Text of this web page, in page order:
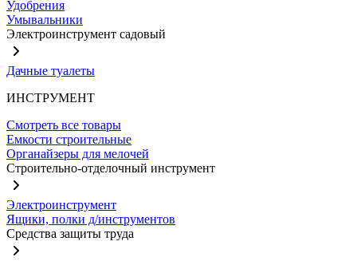
Удобрения
Умывальники
Электроинструмент садовый
Дачные туалеты
ИНСТРУМЕНТ
Смотреть все товары
Емкости строительные
Органайзеры для мелочей
Строительно-отделочный инструмент
Электроинструмент
Ящики, полки д/инструментов
Средства защиты труда